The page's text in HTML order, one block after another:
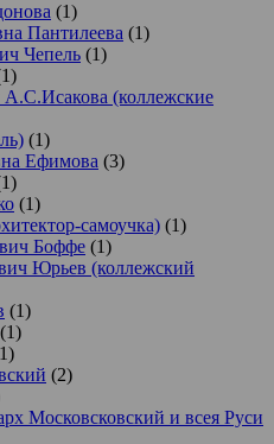
(1)
Пантилеева (1)
Чепель (1)
(коллежские
(1)
Ефимова (3)
(1)
самоучка) (1)
Боффе (1)
Юрьев (коллежский
(1)
(1)
(2)
Московсковский и всея Руси